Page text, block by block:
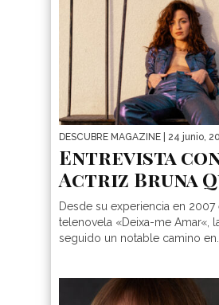
DESCUBRE MAGAZINE | 24 junio,
Entrevista
Actriz Bruna
Desde su experiencia en 2007
telenovela «Deixa-me Amar«,
seguido un notable camino en...